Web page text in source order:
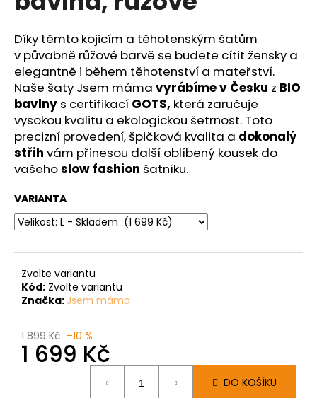
hvězdiček.
Díky těmto kojicím a těhotenským šatům
v půvabně růžové barvě se budete cítit žensky a
elegantně i během těhotenství a mateřství.
Naše šaty Jsem máma vyrábíme v Česku z BIO
bavlny s certifikací GOTS, která zaručuje
vysokou kvalitu a ekologickou šetrnost. Toto
precizní provedení, špičková kvalita a dokonalý
střih vám přinesou další oblíbený kousek do
vašehoslow fashion šatníku.
VARIANTA
Zvolte variantu
Kód: Zvolte variantu
Značka: Jsem máma
1 899 Kč –10 %
1 699 Kč
DO KOŠÍKU
j
e
m
e